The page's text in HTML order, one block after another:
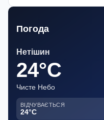
Погода
Нетішин
24°C
Чисте Небо
ВІДЧУВАЄТЬСЯ
24°C